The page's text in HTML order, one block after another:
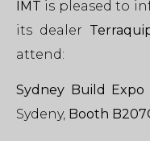
IMT is pleased to
its dealer
attend:
Sydney Build Expo
Sydeny, Booth